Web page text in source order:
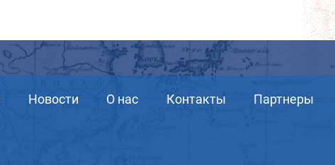
Новости О нас Контакты Партнеры